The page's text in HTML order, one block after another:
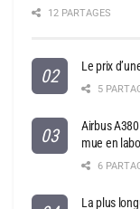
12 PARTAGES
Le prix
5
Airbus
mue en
6
La plus